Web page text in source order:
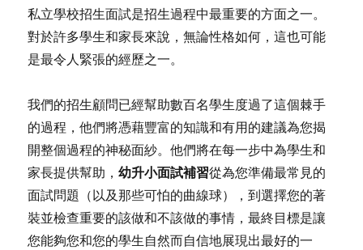
私立學校招生面試是招生過程中最重要的方面之一。
對於許多學生和家長來說，無論性格如何，這也可能
是最令人緊張的經歷之一。
我們的招生顧問已經幫助數百名學生度過了這個棘手
的過程，他們將憑藉豐富的知識和有用的建議為您揭
開整個過程的神秘面紗。他們將在每一步中為學生和
家長提供幫助，幼升小面試補習從為您準備最常見的
面試問題（以及那些可怕的曲線球），到選擇您的著
裝並檢查重要的該做和不該做的事情，最終目標是讓
您能夠您和您的學生自然而自信地展現出最好的一